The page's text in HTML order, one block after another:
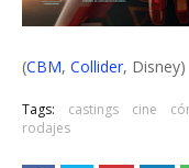
(CBM, Collider, Disney)
Tags: castings cine
rodajes